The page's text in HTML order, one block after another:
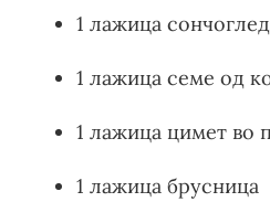
1 лажица
1 лажица семе од
1 лажица цимет во
1 лажица брусница